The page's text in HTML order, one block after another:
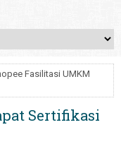
Fasilitasi UMKM
Sertifikasi